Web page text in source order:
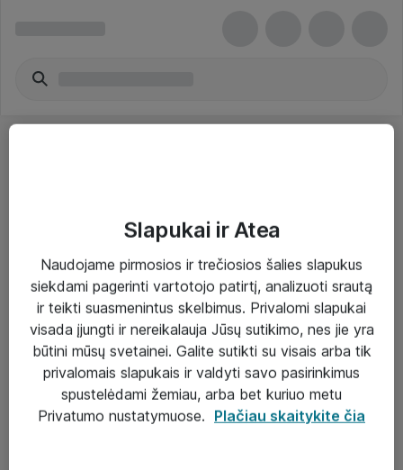
Paslaugos
Sprendimai
Įgyvendinti projektai
Atea ekspertų patarimai verslui
Slapukai ir Atea
Naudojame pirmosios ir trečiosios šalies slapukus
siekdami pagerinti vartotojo patirtį, analizuoti srautą
ir teikti suasmenintus skelbimus. Privalomi slapukai
visada įjungti ir nereikalauja Jūsų sutikimo, nes jie yra
būtini mūsų svetainei. Galite sutikti su visais arba tik
privalomais slapukais ir valdyti savo pasirinkimus
spustelėdami žemiau, arba bet kuriuo metu
Privatumo nustatymuose. Plačiau skaitykite čia